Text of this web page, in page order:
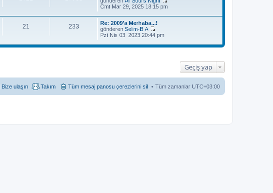
s
j
ı
ö
ü
e
S
n
j
ü
t
ü
Cmt Mar 29, 2025 18:15 pm
21 233
Re: 2009'a Merhaba...!
gönderen Selim-B.A
S
o
n
g
ö
ü
Pzt Nis 03, 2023 20:44 pm
Geçiş yap
Tüm zamanlar UTC+03:00
Tüm mesaj panosu çerezlerini sil
Takım
Bize ulaşın